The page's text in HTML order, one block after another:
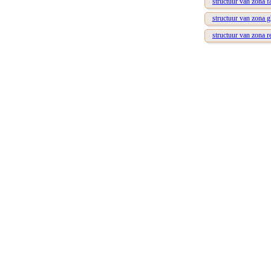
structuur van zona
structuur van zona